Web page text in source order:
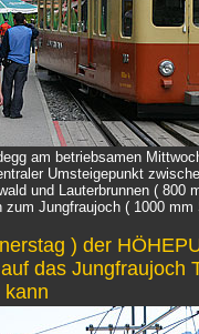
am betriebsamen
Umsteigepunkt
und Lauterbrunnen ( 800
zum Jungfraujoch ( 1000 mm
) der
das Jungfraujoch
kann